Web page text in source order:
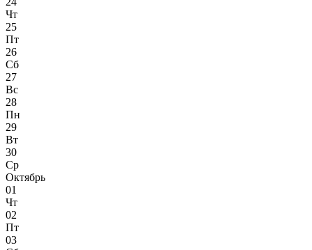
Чт
25
Пт
26
Сб
27
Вс
28
Пн
29
Вт
30
Ср
Октябрь
01
Чт
02
Пт
03